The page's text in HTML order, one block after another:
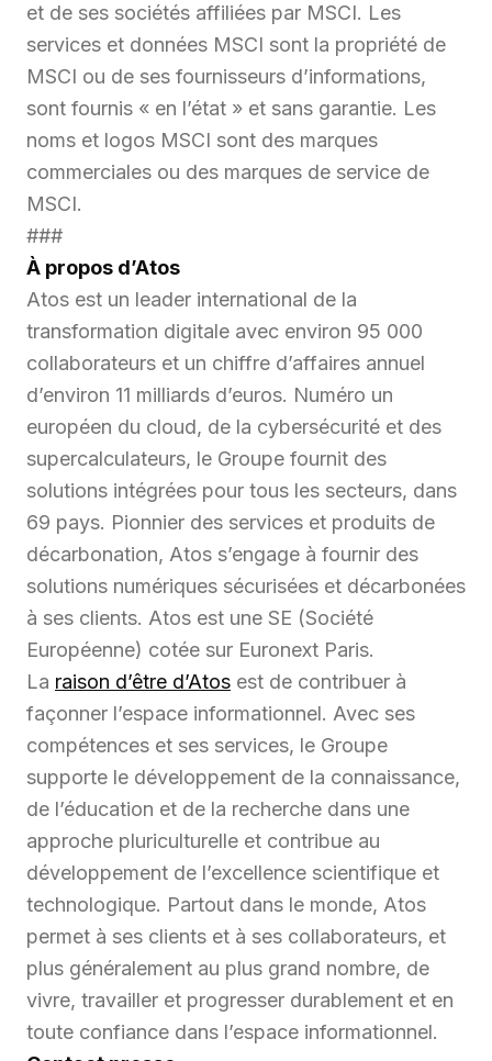
et de ses sociétés affiliées par MSCI. Les
services et données MSCI sont la propriété de
MSCI ou de ses fournisseurs d’informations,
sont fournis « en l’état » et sans garantie. Les
noms et logos MSCI sont des marques
commerciales ou des marques de service de
MSCI.
###
À propos d’Atos
Atos est un leader international de la
transformation digitale avec environ 95 000
collaborateurs et un chiffre d’affaires annuel
d’environ 11 milliards d’euros. Numéro un
européen du cloud, de la cybersécurité et des
supercalculateurs, le Groupe fournit des
solutions intégrées pour tous les secteurs, dans
69 pays. Pionnier des services et produits de
décarbonation, Atos s’engage à fournir des
solutions numériques sécurisées et décarbonées
à ses clients. Atos est une SE (Société
Européenne) cotée sur Euronext Paris.
La raison d’être d’Atos est de contribuer à
façonner l’espace informationnel. Avec ses
compétences et ses services, le Groupe
supporte le développement de la connaissance,
de l’éducation et de la recherche dans une
approche pluriculturelle et contribue au
développement de l’excellence scientifique et
technologique. Partout dans le monde, Atos
permet à ses clients et à ses collaborateurs, et
plus généralement au plus grand nombre, de
vivre, travailler et progresser durablement et en
toute confiance dans l’espace informationnel.